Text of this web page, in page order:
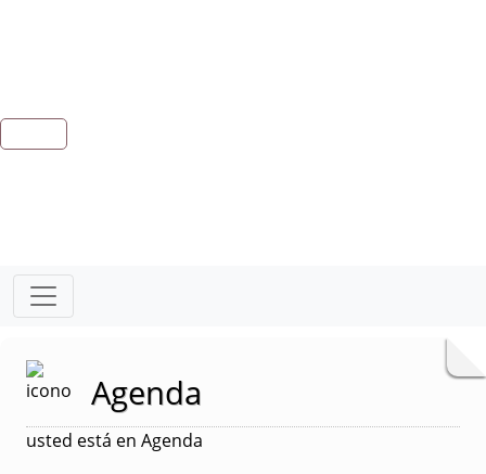
Agenda
usted está en Agenda